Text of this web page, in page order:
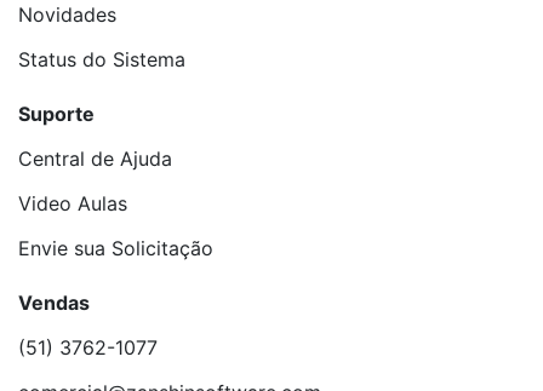
Novidades
Status do Sistema
Suporte
Central de Ajuda
Video Aulas
Envie sua Solicitação
Vendas
(51) 3762-1077